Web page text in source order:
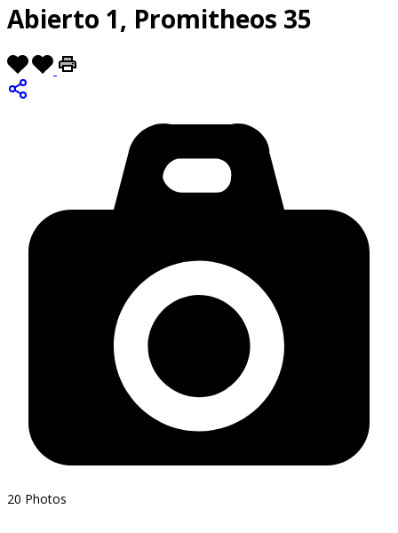
Abierto 1, Promitheos 35
20 Photos